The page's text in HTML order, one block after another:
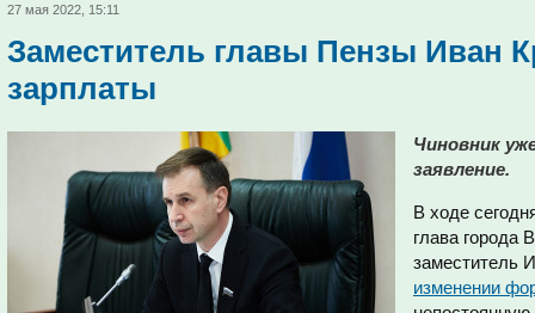
27 мая 2022, 15:11
Заместитель главы Пензы Иван
зарплаты
Чиновник
заявление.
В ходе
глава города
заместитель
изменении